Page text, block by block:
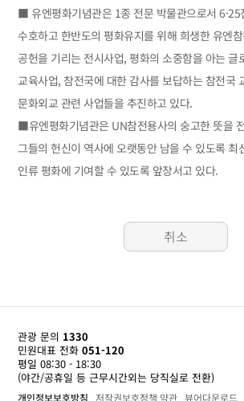
■ 유엔평화기념관은 1종 전문 박물관으로서 6·25
수호하고 한반도의 평화유지를 위해 희생한 유엔
공헌을 기리는 전시사업, 평화의 소중함을 아는 글
교육사업, 참전국에 대한 감사를 보답하는 참전국
문화외교 관련 사업들을 추진하고 있다.
■유엔평화기념관은 UN참전용사의 숭고한 뜻을
그들의 헌신이 역사에 오랫동안 남을 수 있도록 최
인류 평화에 기여할 수 있도록 앞장서고 있다.
취소
관광 문의 1330
민원대표 전화 051-120
평일 08:30 - 18:30
(야간/공휴일 등 근무시간외는 당직실로 전환)
개인정보보호방침 저작권보호정책 약관 뷰어다운로드